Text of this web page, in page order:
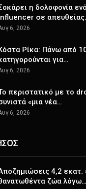
η δολοφονία
σε
6, 2026
Ρίκα: Πάνω από
για…
6, 2026
περιστατικό με το
«μια νέα…
6, 2026
4,2 εκατ.
ζώα λόγω…